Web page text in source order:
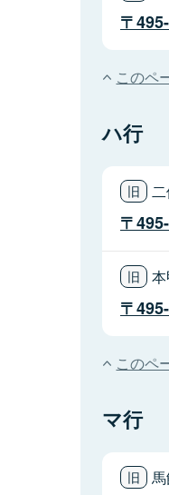
このペ
ハ行
本
このペ
マ行